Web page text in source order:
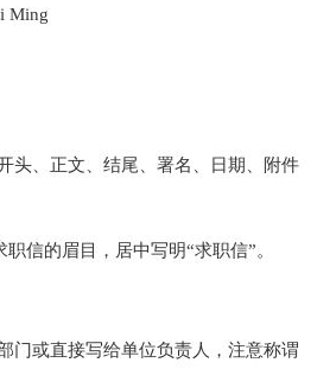
Ming
头、正文、结尾、署名、日期、附件
职信的眉目，居中写明“求职信”。
门或直接写给单位负责人，注意称谓